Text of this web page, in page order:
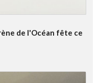
de l'Océan fête ce